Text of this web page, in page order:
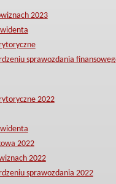
2023
sprawozdania
2022
2022
2022
sprawozdania 2022